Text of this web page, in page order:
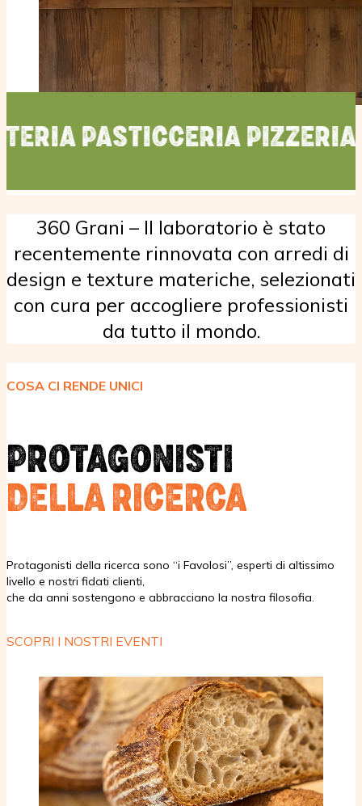
PIZZERIA
360 Grani – Il laboratorio è stato
recentemente rinnovata con arredi di
design e texture materiche, selezionati
con cura per accogliere professionisti
da tutto il mondo.
COSA CI RENDE UNICI
PROTAGONISTI
DELLA RICERCA
Protagonisti della ricerca sono “i Favolosi”, esperti di altissimo
livello e nostri fidati clienti,
che da anni sostengono e abbracciano la nostra filosofia.
SCOPRI I NOSTRI EVENTI